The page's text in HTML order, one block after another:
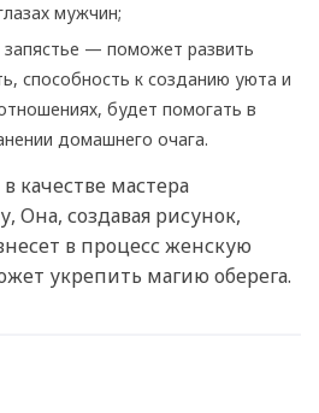
мужчин;
— поможет развить
способность к созданию уюта и
будет помогать в
домашнего очага.
качестве мастера
Она, создавая рисунок,
в процесс женскую
укрепить магию оберега.